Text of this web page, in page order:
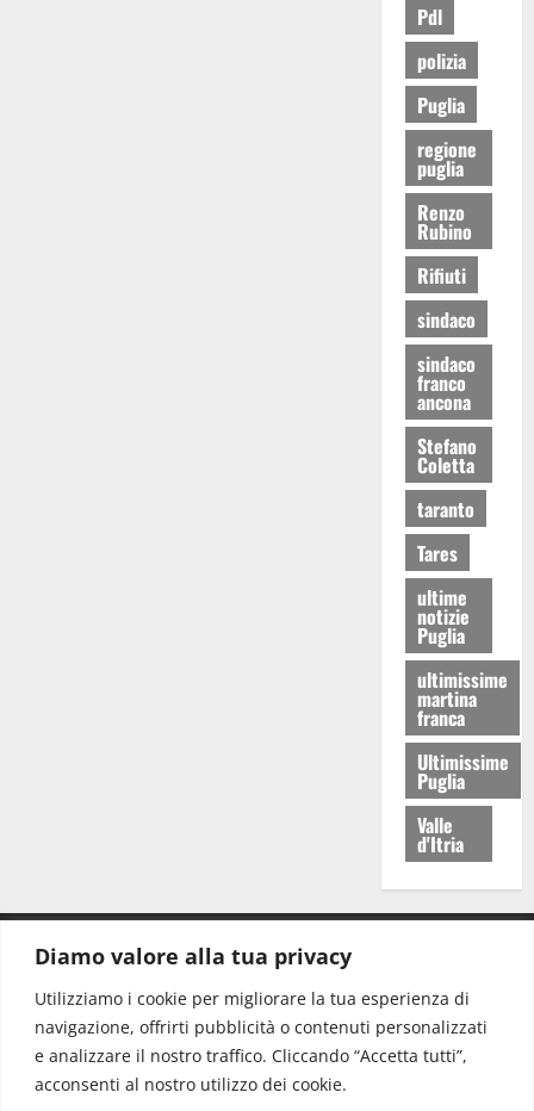
Diamo valore alla tua privacy
Utilizziamo i cookie per migliorare la tua esperienza di
navigazione, offrirti pubblicità o contenuti personalizzati
e analizzare il nostro traffico. Cliccando “Accetta tutti”,
acconsenti al nostro utilizzo dei cookie.
Pdl
polizia
Puglia
regione
puglia
Renzo
Rubino
Rifiuti
sindaco
sindaco
franco
ancona
Stefano
Coletta
taranto
Tares
ultime
notizie
Puglia
ultimissime
martina
franca
Ultimissime
Puglia
Valle
d'Itria
Redazione: redazione@www.martinasera.it
Direttore:direttore@www.martinasera.it
Info & Commerciale:info@www.martinasera.it